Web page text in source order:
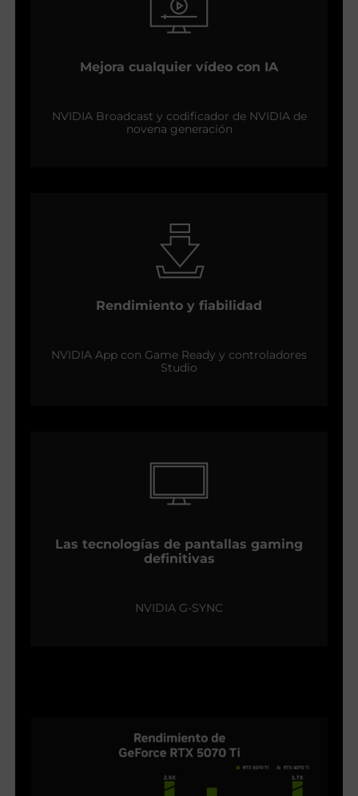
Mejora cualquier vídeo con IA
NVIDIA Broadcast y codificador de NVIDIA de
novena generación
Rendimiento y fiabilidad
NVIDIA App con Game Ready y controladores
Studio
Las tecnologías de pantallas gaming
definitivas
NVIDIA G-SYNC